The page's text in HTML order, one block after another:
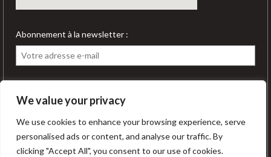
We value your privacy
We use cookies to enhance your browsing experience, serve
personalised ads or content, and analyse our traffic. By
clicking "Accept All", you consent to our use of cookies.
Abonnement à la newsletter :